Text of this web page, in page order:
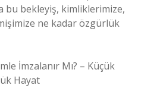
bu bekleyiş, kimliklerimize,
ne kadar özgürlük
İmzalanır Mı? – Küçük
Hayat